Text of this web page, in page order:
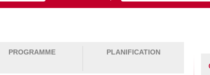
PROGRAMME PLANIFICATION